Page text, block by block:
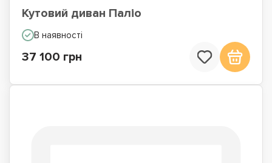
Кутовий диван Паліо
В наявності
37 100 грн